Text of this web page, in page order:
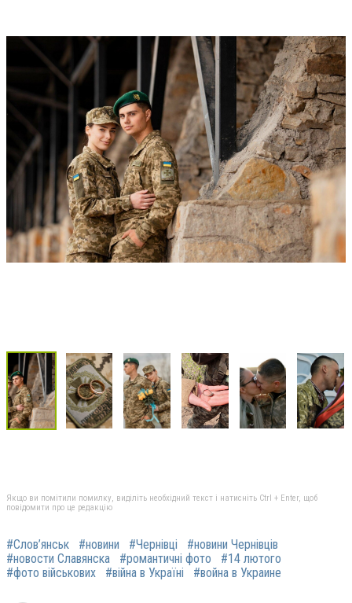
Якщо ви помітили помилку, виділіть необхідний текст і натисніть Ctrl + Enter, щоб
повідомити про це редакцію
#Слов’янськ #новини #Чернівці
#новини Чернівців
#новости Славянска
#романтичні фото
#14 лютого
#фото військових
#війна в Україні #война в Украине